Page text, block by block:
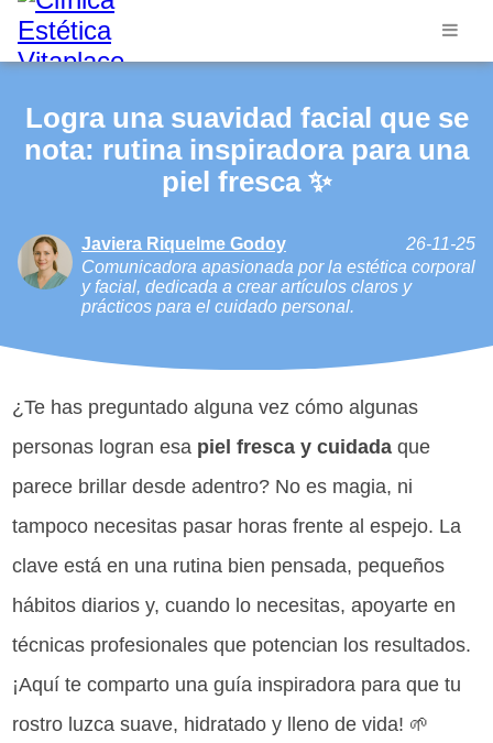
Logra una suavidad facial que se
nota: rutina inspiradora para una
piel fresca ✨
Javiera Riquelme Godoy
26-11-25
Comunicadora apasionada por la estética corporal
y facial, dedicada a crear artículos claros y
prácticos para el cuidado personal.
¿Te has preguntado alguna vez cómo algunas
personas logran esa piel fresca y cuidada que
parece brillar desde adentro? No es magia, ni
tampoco necesitas pasar horas frente al espejo. La
clave está en una rutina bien pensada, pequeños
hábitos diarios y, cuando lo necesitas, apoyarte en
técnicas profesionales que potencian los resultados.
¡Aquí te comparto una guía inspiradora para que tu
rostro luzca suave, hidratado y lleno de vida! 🌱